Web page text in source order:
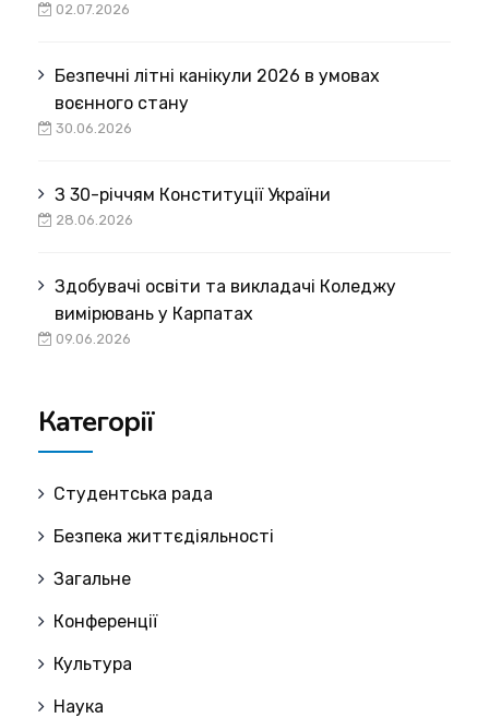
02.07.2026
Безпечні літні канікули 2026 в умовах
воєнного стану
30.06.2026
З 30-річчям Конституції України
28.06.2026
Здобувачі освіти та викладачі Коледжу
вимірювань у Карпатах
09.06.2026
Категорії
Cтудентська рада
Безпека життєдіяльності
Загальне
Конференції
Культура
Наука